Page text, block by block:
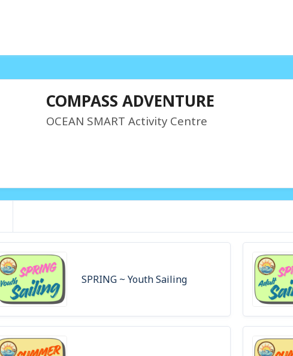
COMPASS ADVENTURE
OCEAN SMART Activity Centre
SPRING ~ Youth Sailing